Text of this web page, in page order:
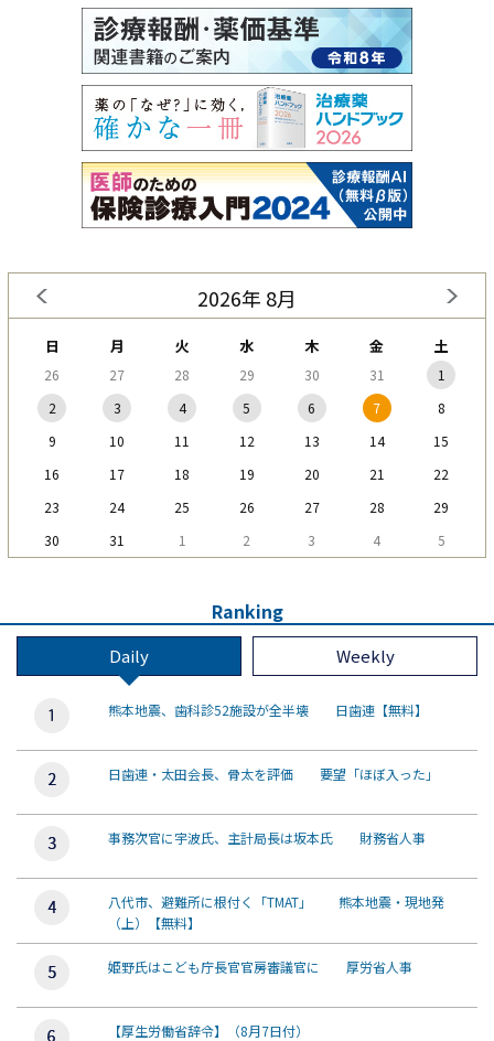
2026年 8月
日 月 火 水 木 金 土
26 27 28 29 30 31
1
2
3 4 5 6 7
8
9
10 11 12 13 14
15
16
17 18 19 20 21
22
23
24 25 26 27 28
29
30
31 1 2 3 4 5
Ranking
Daily Weekly
熊本地震、歯科診52施設が全半壊 日歯連【無料】
日歯連・太田会長、骨太を評価 要望「ほぼ入った」
事務次官に宇波氏、主計局長は坂本氏 財務省人事
八代市、避難所に根付く「TMAT」 熊本地震・現地発
（上）【無料】
姫野氏はこども庁長官官房審議官に 厚労省人事
【厚生労働省辞令】（8月7日付）